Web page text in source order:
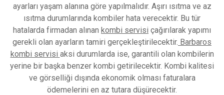
ayarları yaşam alanına göre yapılmalıdır. Aşırı ısıtma ve az
ısıtma durumlarında kombiler hata verecektir. Bu tür
hatalarda firmadan alınan kombi servisi çağırılarak yapımı
gerekli olan ayarların tamiri gerçekleştirilecektir. Barbaros
kombi servisi aksi durumlarda ise, garantili olan kombilerin
yerine bir başka benzer kombi getirilecektir. Kombi kalitesi
ve görselliği dışında ekonomik olması faturalara
ödemelerini en az tutara düşürecektir.